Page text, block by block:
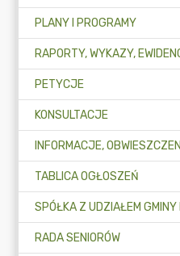
PLANY I PROGRAMY
PETYCJE
KONSULTACJE
INFORMACJE,
TABLICA OGŁOSZEŃ
SPÓŁKA Z UDZIAŁEM GMINY
RADA SENIORÓW